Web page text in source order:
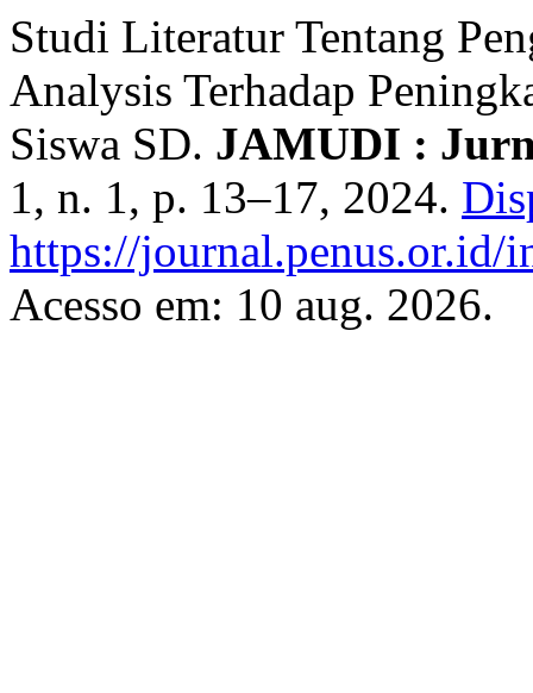
Studi Literatur Tentang
Analysis Terhadap
Siswa SD. JAMUDI :
1, n. 1, p. 13–17, 2024.
https://journal.penus.or.id/
Acesso em: 10 aug. 2026.